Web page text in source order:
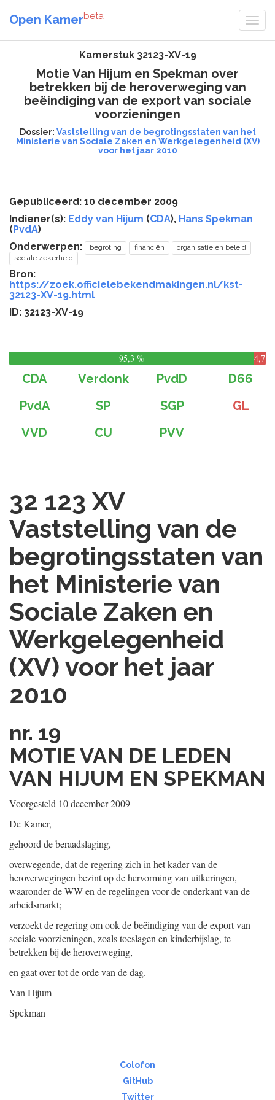
Open Kamerbeta
Kamerstuk 32123-XV-19
Motie Van Hijum en Spekman over
betrekken bij de heroverweging van
beëindiging van de export van sociale
voorzieningen
Dossier: Vaststelling van de begrotingsstaten van het
Ministerie van Sociale Zaken en Werkgelegenheid (XV)
voor het jaar 2010
Gepubliceerd: 10 december 2009
Indiener(s): Eddy van Hijum (CDA), Hans Spekman
(PvdA)
Onderwerpen:
begroting financiën
organisatie en beleid
sociale zekerheid
Bron:
https://zoek.officielebekendmakingen.nl/kst-
32123-XV-19.html
ID: 32123-XV-19
95,3 %
4,7
CDA Verdonk PvdD
D66
PvdA
SP SGP
GL
VVD
CU PVV
32 123 XV
Vaststelling van de
begrotingsstaten van
het Ministerie van
Sociale Zaken en
Werkgelegenheid
(XV) voor het jaar
2010
nr. 19
MOTIE VAN DE LEDEN
VAN HIJUM EN SPEKMAN
Voorgesteld 10 december 2009
De Kamer,
gehoord de beraadslaging,
overwegende, dat de regering zich in het kader van de
heroverwegingen bezint op de hervorming van uitkeringen,
waaronder de WW en de regelingen voor de onderkant van de
arbeidsmarkt;
verzoekt de regering om ook de beëindiging van de export van
sociale voorzieningen, zoals toeslagen en kinderbijslag, te
betrekken bij de heroverweging,
en gaat over tot de orde van de dag.
Van Hijum
Spekman
Colofon
GitHub
Twitter